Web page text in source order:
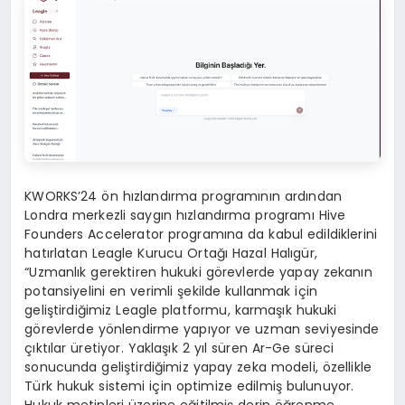
KWORKS’24 ön hızlandırma programının ardından
Londra merkezli saygın hızlandırma programı Hive
Founders Accelerator programına da kabul edildiklerini
hatırlatan Leagle Kurucu Ortağı Hazal Halıgür,
“Uzmanlık gerektiren hukuki görevlerde yapay zekanın
potansiyelini en verimli şekilde kullanmak için
geliştirdiğimiz Leagle platformu, karmaşık hukuki
görevlerde yönlendirme yapıyor ve uzman seviyesinde
çıktılar üretiyor. Yaklaşık 2 yıl süren Ar-Ge süreci
sonucunda geliştirdiğimiz yapay zeka modeli, özellikle
Türk hukuk sistemi için optimize edilmiş bulunuyor.